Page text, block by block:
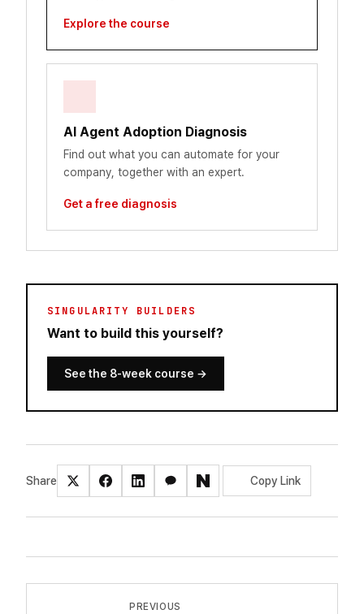
Explore the course
AI Agent Adoption Diagnosis
Find out what you can automate for your
company, together with an expert.
Get a free diagnosis
SINGULARITY BUILDERS
Want to build this yourself?
See the 8-week course →
Share Copy Link
PREVIOUS